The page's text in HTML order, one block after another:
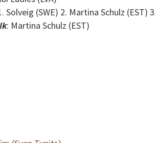
Solveig (SWE) 2. Martina Schulz (EST)
: Martina Schulz (EST)